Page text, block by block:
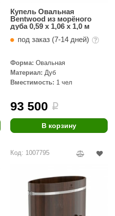
Купель Овальная
Bentwood из морёного
дуба 0,59 х 1,06 х 1,0 м
под заказ (7-14 дней)
Форма: Овальная
Материал: Дуб
Вместимость: 1 чел
93 500 i
В корзину
Код: 1007795